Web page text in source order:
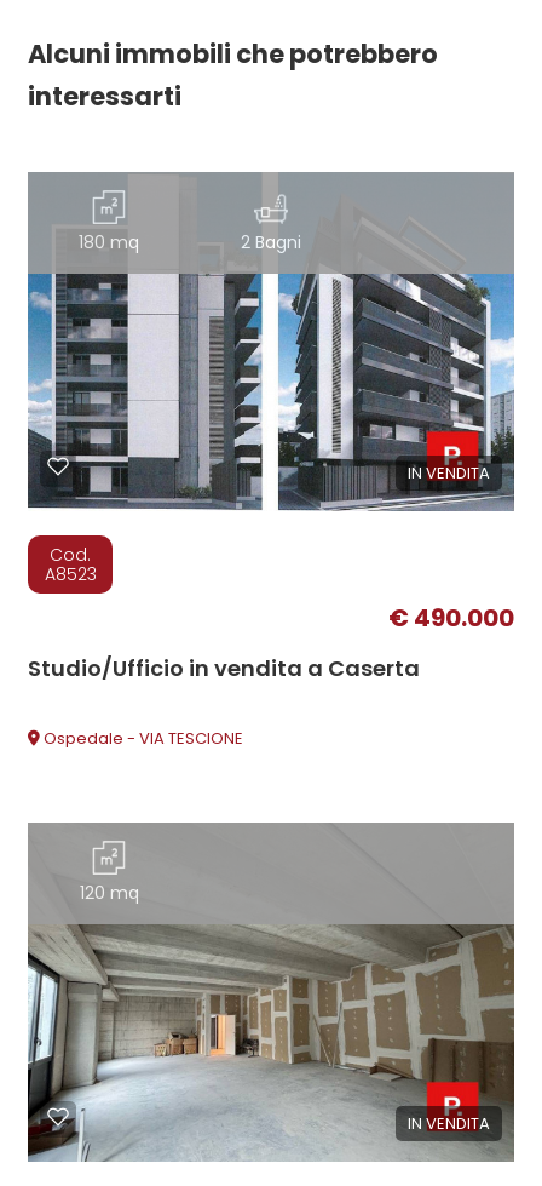
Alcuni immobili che potrebbero
interessarti
180 mq 2 Bagni
IN VENDITA
Cod.
A8523
€ 490.000
Studio/Ufficio in vendita a Caserta
Ospedale - VIA TESCIONE
120 mq
IN VENDITA